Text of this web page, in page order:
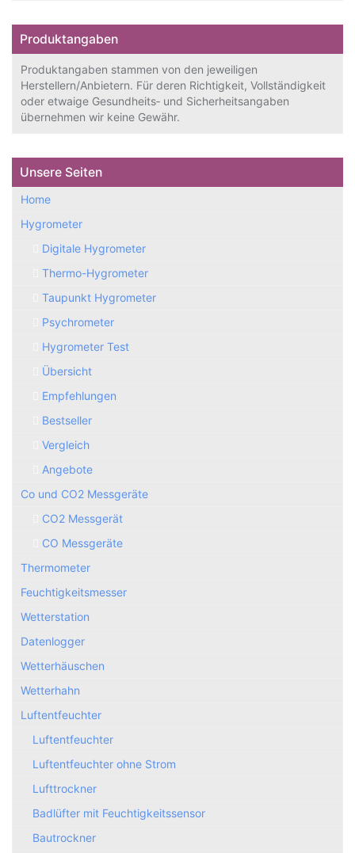
Produktangaben
Produktangaben stammen von den jeweiligen
Herstellern/Anbietern. Für deren Richtigkeit, Vollständigkeit
oder etwaige Gesundheits‑ und Sicherheitsangaben
übernehmen wir keine Gewähr.
Unsere Seiten
Home
Hygrometer
Digitale Hygrometer
Thermo-Hygrometer
Taupunkt Hygrometer
Psychrometer
Hygrometer Test
Übersicht
Empfehlungen
Bestseller
Vergleich
Angebote
Co und CO2 Messgeräte
CO2 Messgerät
CO Messgeräte
Thermometer
Feuchtigkeitsmesser
Wetterstation
Datenlogger
Wetterhäuschen
Wetterhahn
Luftentfeuchter
Luftentfeuchter
Luftentfeuchter ohne Strom
Lufttrockner
Badlüfter mit Feuchtigkeitssensor
Bautrockner